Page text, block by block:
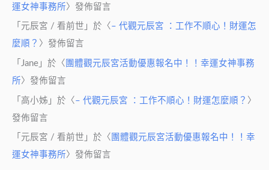
運女神事務所〉發佈留言
「 元辰宮 / 看前世 」於〈 – 代觀元辰宮 ：工作不順心！財運怎
麼順？ 〉發佈留言
「 Jane 」於〈 團體觀元辰宮活動優惠報名中！！幸運女神事務
所〉發佈留言
「 高小姊 」於〈 – 代觀元辰宮 ：工作不順心！財運怎麼順？ 〉
發佈留言
「 元辰宮 / 看前世 」於〈 團體觀元辰宮活動優惠報名中！！幸
運女神事務所〉發佈留言